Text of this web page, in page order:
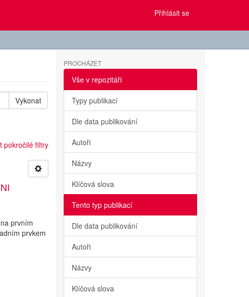
Přihlásit se
Vykonat
pokročilé filtry
prvním
prvkem
PROCHÁZET
Vše v repozitáři
Typy publikací
Dle data publikování
Autoři
Názvy
Klíčová slova
Tento typ publikací
Dle data publikování
Autoři
Názvy
Klíčová slova